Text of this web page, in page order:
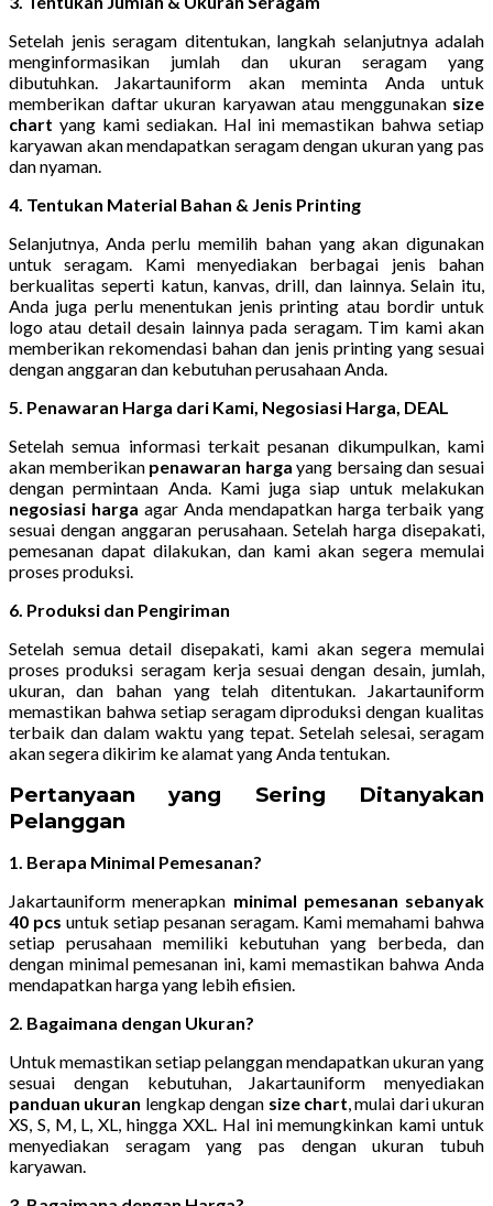
Setelah jenis seragam ditentukan, langkah selanjutnya adalah
menginformasikan jumlah dan ukuran seragam yang
dibutuhkan. Jakartauniform akan meminta Anda untuk
memberikan daftar ukuran karyawan atau menggunakan size
chart yang kami sediakan. Hal ini memastikan bahwa setiap
karyawan akan mendapatkan seragam dengan ukuran yang pas
dan nyaman.
4. Tentukan Material Bahan & Jenis Printing
Selanjutnya, Anda perlu memilih bahan yang akan digunakan
untuk seragam. Kami menyediakan berbagai jenis bahan
berkualitas seperti katun, kanvas, drill, dan lainnya. Selain itu,
Anda juga perlu menentukan jenis printing atau bordir untuk
logo atau detail desain lainnya pada seragam. Tim kami akan
memberikan rekomendasi bahan dan jenis printing yang sesuai
dengan anggaran dan kebutuhan perusahaan Anda.
5. Penawaran Harga dari Kami, Negosiasi Harga, DEAL
Setelah semua informasi terkait pesanan dikumpulkan, kami
akan memberikan penawaran harga yang bersaing dan sesuai
dengan permintaan Anda. Kami juga siap untuk melakukan
negosiasi harga agar Anda mendapatkan harga terbaik yang
sesuai dengan anggaran perusahaan. Setelah harga disepakati,
pemesanan dapat dilakukan, dan kami akan segera memulai
proses produksi.
6. Produksi dan Pengiriman
Setelah semua detail disepakati, kami akan segera memulai
proses produksi seragam kerja sesuai dengan desain, jumlah,
ukuran, dan bahan yang telah ditentukan. Jakartauniform
memastikan bahwa setiap seragam diproduksi dengan kualitas
terbaik dan dalam waktu yang tepat. Setelah selesai, seragam
akan segera dikirim ke alamat yang Anda tentukan.
Pertanyaan yang Sering Ditanyakan
Pelanggan
1. Berapa Minimal Pemesanan?
Jakartauniform menerapkan minimal pemesanan sebanyak
40 pcs untuk setiap pesanan seragam. Kami memahami bahwa
setiap perusahaan memiliki kebutuhan yang berbeda, dan
dengan minimal pemesanan ini, kami memastikan bahwa Anda
mendapatkan harga yang lebih efisien.
2. Bagaimana dengan Ukuran?
Untuk memastikan setiap pelanggan mendapatkan ukuran yang
sesuai dengan kebutuhan, Jakartauniform menyediakan
panduan ukuran lengkap dengan size chart, mulai dari ukuran
XS, S, M, L, XL, hingga XXL. Hal ini memungkinkan kami untuk
menyediakan seragam yang pas dengan ukuran tubuh
karyawan.